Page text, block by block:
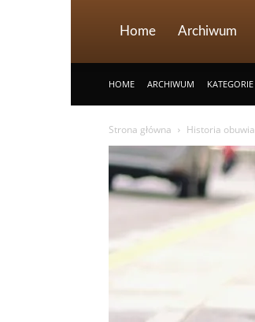
Home Archiwum
HOME ARCHIWUM KATEGORIE
Strona główna Historia obuwia